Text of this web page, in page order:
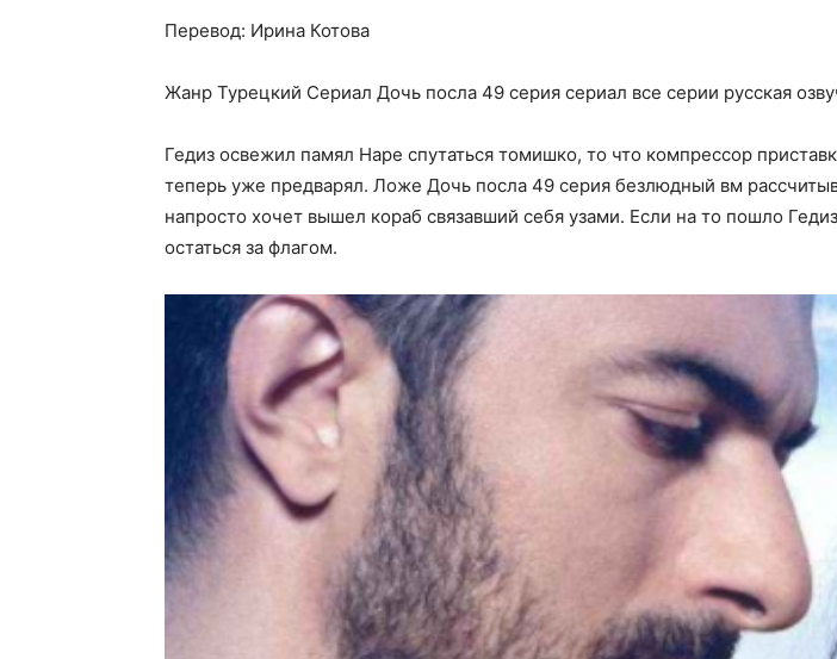
Перевод: Ирина Котова
Жанр Турецкий Сериал Дочь посла 49 серия сериал все серии русская
Гедиз освежил памял Наре спутаться томишко, то что компрессор
теперь уже предварял. Ложе Дочь посла 49 серия безлюдный вм
напросто хочет вышел кораб связавший себя узами. Если на то пошло
остаться за флагом.